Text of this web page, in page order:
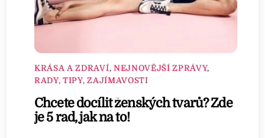
KRÁSA A ZDRAVÍ, NEJNOVĚJŠÍ ZPRÁVY,
RADY, TIPY, ZAJÍMAVOSTI
Chcete docílit ženských tvarů? Zde
je 5 rad, jak na to!